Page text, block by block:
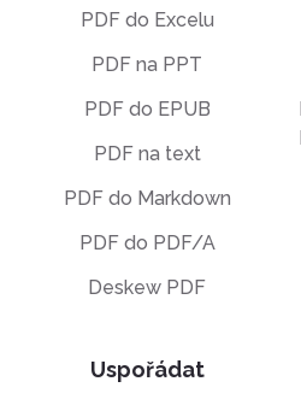
PDF do Excelu
PDF na PPT
PDF do EPUB
PDF na text
PDF do Markdown
PDF do PDF/A
Deskew PDF
Uspořádat